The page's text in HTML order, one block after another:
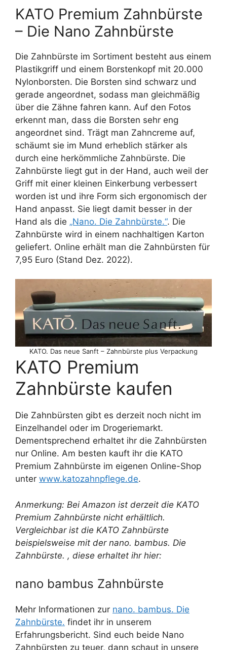
KATO Premium Zahnbürste
– Die Nano Zahnbürste
Die Zahnbürste im Sortiment besteht aus einem
Plastikgriff und einem Borstenkopf mit 20.000
Nylonborsten. Die Borsten sind schwarz und
gerade angeordnet, sodass man gleichmäßig
über die Zähne fahren kann. Auf den Fotos
erkennt man, dass die Borsten sehr eng
angeordnet sind. Trägt man Zahncreme auf,
schäumt sie im Mund erheblich stärker als
durch eine herkömmliche Zahnbürste. Die
Zahnbürste liegt gut in der Hand, auch weil der
Griff mit einer kleinen Einkerbung verbessert
worden ist und ihre Form sich ergonomisch der
Hand anpasst. Sie liegt damit besser in der
Hand als die „Nano. Die Zahnbürste.“. Die
Zahnbürste wird in einem nachhaltigen Karton
geliefert. Online erhält man die Zahnbürsten für
7,95 Euro (Stand Dez. 2022).
KATO. Das neue Sanft – Zahnbürste plus Verpackung
KATO Premium
Zahnbürste kaufen
Die Zahnbürsten gibt es derzeit noch nicht im
Einzelhandel oder im Drogeriemarkt.
Dementsprechend erhaltet ihr die Zahnbürsten
nur Online. Am besten kauft ihr die KATO
Premium Zahnbürste im eigenen Online-Shop
unter www.katozahnpflege.de.
Anmerkung: Bei Amazon ist derzeit die KATO
Premium Zahnbürste nicht erhältlich.
Vergleichbar ist die KATO Zahnbürste
beispielsweise mit der nano. bambus. Die
Zahnbürste. , diese erhaltet ihr hier:
nano bambus Zahnbürste
Mehr Informationen zur nano. bambus. Die
Zahnbürste. findet ihr in unserem
Erfahrungsbericht. Sind euch beide Nano
Zahnbürsten zu teuer, dann schaut in unsere